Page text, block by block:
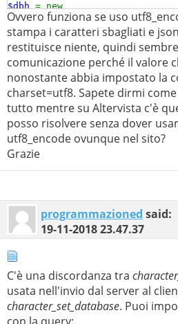
$dbh= new
PDO(
$user, $pass);
foreach($dbh-> query("SELECT
$row) {
echo($row["field" ]);//S�
echojson_encode($row[ "field"
echo( utf8_encode($row["field"
echojson_encode(utf8_encode(
//"S\u00ec"
}
} catch (PDOException $e) {
}
Ovvero funziona se uso
stampa i caratteri sbagliati e
restituisce niente, quindi
comunicazione perché il valore
nonostante abbia impostato la
charset=utf8. Sapete dirmi
tutto mentre su Altervista c'è
posso risolvere senza dover
utf8_encode ovunque nel sito?
Grazie
programmazioned said:
19-11-201823.47.37
C'è una discordanza tra
usata nell'invio dal server al
character_set_database. Puoi
con la query: